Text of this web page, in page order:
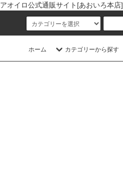
アオイロ公式通販サイト[あおいろ本店]
ホーム カテゴリーから探す